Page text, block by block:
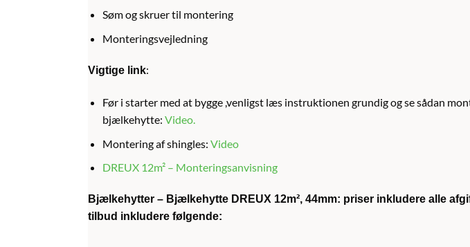
Søm og skruer til montering
Monteringsvejledning
Vigtige link:
Før i starter med at bygge ,venligst læs instruktionen grundig og se sådan
bjælkehytte: Video.
Montering af shingles: Video
DREUX 12m² – Monteringsanvisning
Bjælkehytter – Bjælkehytte DREUX 12m², 44mm: priser inkludere alle
tilbud inkludere følgende: